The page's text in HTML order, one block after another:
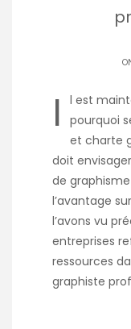
I
l est
pourquoi
et charte
doit
de
l’avantage
l’avons vu
entreprises
ressources
graphiste